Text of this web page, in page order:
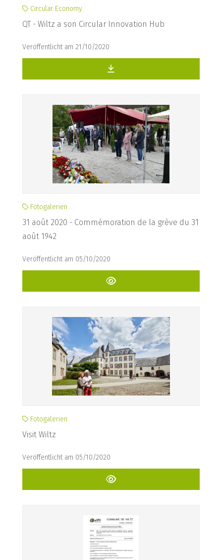
Circular Economy
QT - Wiltz a son Circular Innovation Hub
Veröffentlicht am 21/10/2020
Fotogalerien
31 août 2020 - Commémoration de la grève du 31
août 1942
Veröffentlicht am 05/10/2020
Fotogalerien
Visit Wiltz
Veröffentlicht am 05/10/2020